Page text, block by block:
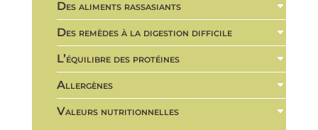
Des aliments rassasiants
Des remèdes à la digestion difficile
L’équilibre des protéines
Allergènes
Valeurs nutritionnelles